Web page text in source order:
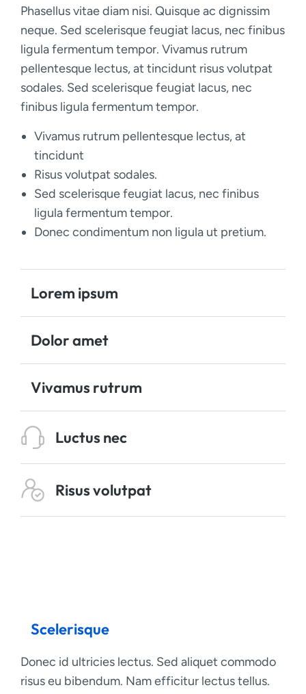
Phasellus vitae diam nisi. Quisque ac dignissim
neque. Sed scelerisque feugiat lacus, nec finibus
ligula fermentum tempor. Vivamus rutrum
pellentesque lectus, at tincidunt risus volutpat
sodales. Sed scelerisque feugiat lacus, nec
finibus ligula fermentum tempor.
Vivamus rutrum pellentesque lectus, at
tincidunt
Risus volutpat sodales.
Sed scelerisque feugiat lacus, nec finibus
ligula fermentum tempor.
Donec condimentum non ligula ut pretium.
Lorem ipsum
Dolor amet
Vivamus rutrum
Luctus nec
Risus volutpat
Scelerisque
Donec id ultricies lectus. Sed aliquet commodo
risus eu bibendum. Nam efficitur lectus tellus.